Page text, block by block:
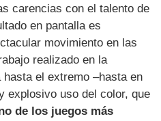
carencias con el talento de
en pantalla es
movimiento en las
realizado en la
el extremo –hasta en
explosivo uso del color, que
de los juegos más